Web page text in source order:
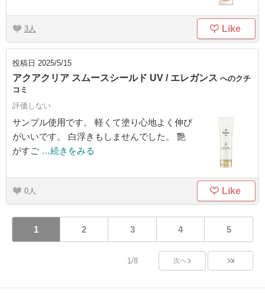
3 Like
投稿日 2025/5/15
アクアクリア スムースシールド UV / エレガンス へのクチ
コミ
評価しない
サンプル使用です。 軽くて塗り心地よく伸び
がいいです。 白浮きもしませんでした。 艶
がすご …続きをみる
0 Like
1 2 3 4 5
1/8 次へ